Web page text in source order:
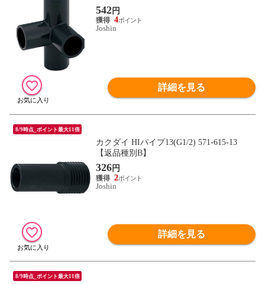
542円
4
Joshin
詳細を見る
8/9時点_ポイント最大11倍
カクダイ HIパイプ13(G1/2) 571-615-13
【返品種別B】
326円
2
Joshin
詳細を見る
8/9時点_ポイント最大11倍